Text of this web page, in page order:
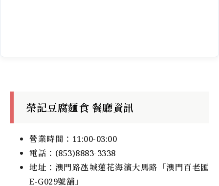
榮記豆腐麵食 餐廳資訊
營業時間：11:00-03:00
電話：(853)8883-3338
地址：澳門路氹城蓮花海濱大馬路「澳門百老匯
E-G029號舖」